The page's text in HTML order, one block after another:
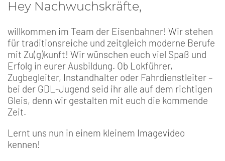
Hey Nachwuchskräfte,
willkommen im Team der Eisenbahner! Wir stehen
für traditionsreiche und zeitgleich moderne Berufe
mit Zu(g)kunft! Wir wünschen euch viel Spaß und
Erfolg in eurer Ausbildung. Ob Lokführer,
Zugbegleiter, Instandhalter oder Fahrdienstleiter –
bei der GDL-Jugend seid ihr alle auf dem richtigen
Gleis, denn wir gestalten mit euch die kommende
Zeit.
Lernt uns nun in einem kleinem Imagevideo
kennen!